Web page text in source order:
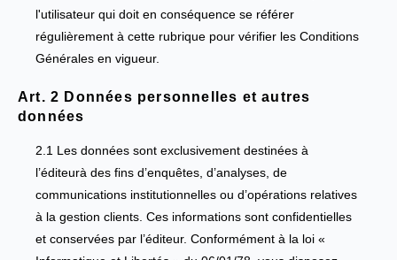
l'utilisateur qui doit en conséquence se référer
régulièrement à cette rubrique pour vérifier les Conditions
Générales en vigueur.
Art. 2 Données personnelles et autres
données
2.1 Les données sont exclusivement destinées à
l’éditeurà des fins d’enquêtes, d’analyses, de
communications institutionnelles ou d’opérations relatives
à la gestion clients. Ces informations sont confidentielles
et conservées par l’éditeur. Conformément à la loi «